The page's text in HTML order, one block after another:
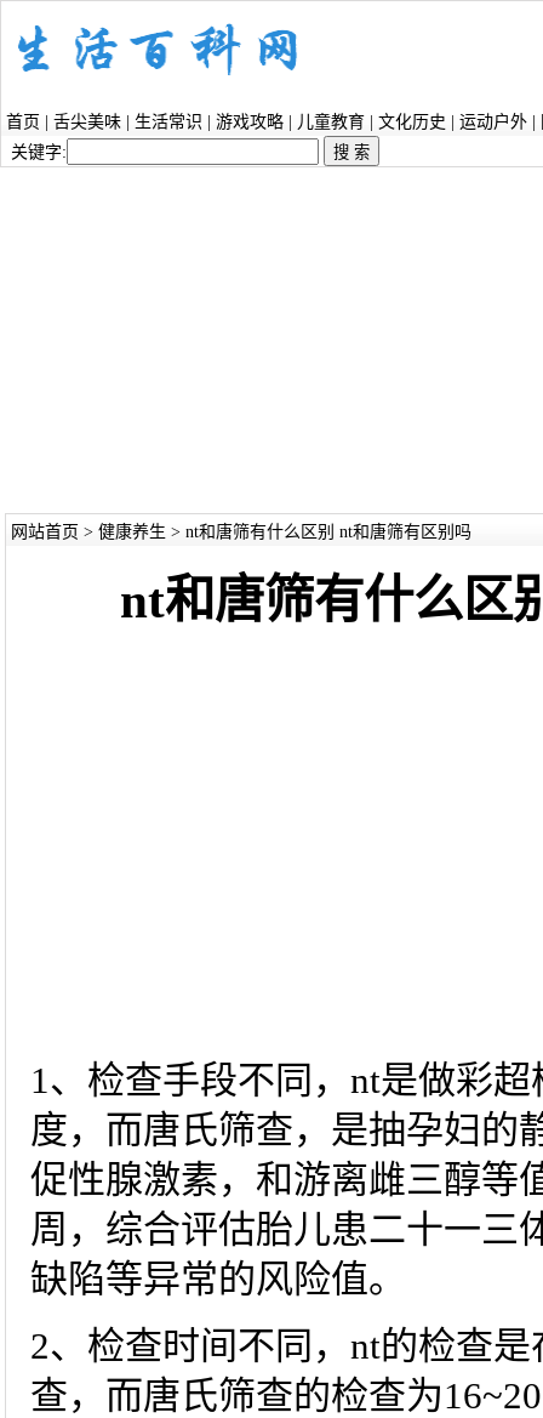
首页 舌尖美味 生活常识 游戏攻略 儿童教育 文化历史 运动户外
关键字:
网站首页 > 健康养生 > nt和唐筛有什么区别 nt和唐筛有区别吗
nt和唐筛有什么区
1、检查手段不同，nt是做彩
度，而唐氏筛查，是抽孕妇的
促性腺激素，和游离雌三醇等
周，综合评估胎儿患二十一三
缺陷等异常的风险值。
2、检查时间不同，nt的检查
查，而唐氏筛查的检查为